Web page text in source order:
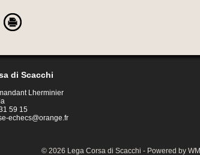
di Scacchi
Lherminier
59 15
echecs@orange.fr
© 2026 Lega Corsa di Scacchi - Powered by WM